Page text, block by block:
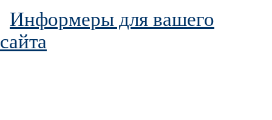
Информеры для вашего
сайта